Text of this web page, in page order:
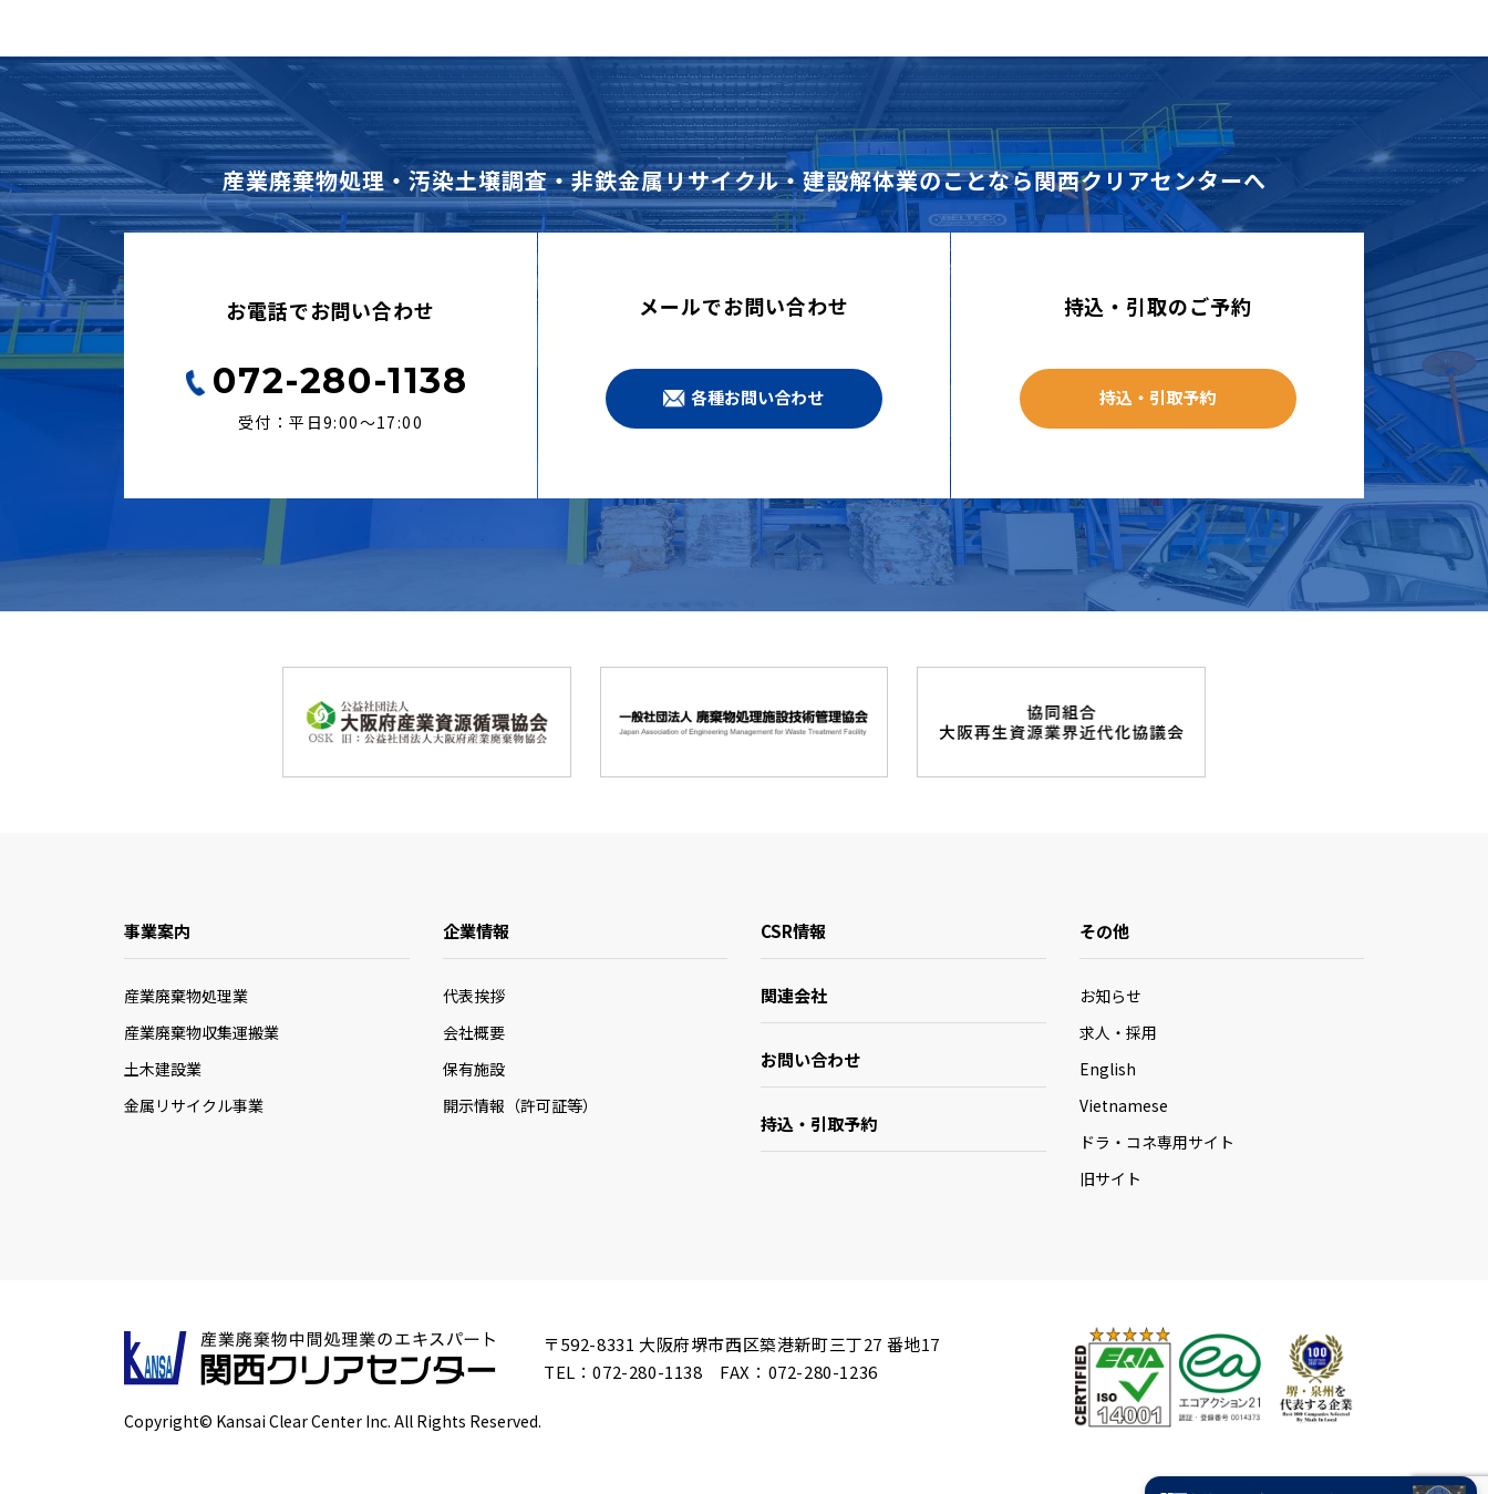
産業廃棄物処理・汚染土壌調査・非鉄金属リサイクル・建設解体業のことなら関西クリアセンターへ
お電話でお問い合わせ
072-280-1138
受付：平日9:00〜17:00
メールでお問い合わせ
各種お問い合わせ
持込・引取のご予約
持込・引取予約
事業案内
産業廃棄物処理業
産業廃棄物収集運搬業
土木建設業
金属リサイクル事業
企業情報
代表挨拶
会社概要
保有施設
開示情報（許可証等）
CSR情報
関連会社
お問い合わせ
持込・引取予約
その他
お知らせ
求人・採用
English
Vietnamese
ドラ・コネ専用サイト
旧サイト
〒592-8331 大阪府堺市西区築港新町三丁27 番地17
TEL：072-280-1138 FAX：072-280-1236
Copyright© Kansai Clear Center Inc. All Rights Reserved.